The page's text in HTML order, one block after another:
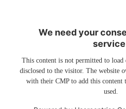
We need your
This content is not permitted to load
disclosed to the visitor. The website
with their CMP to add this content
used.